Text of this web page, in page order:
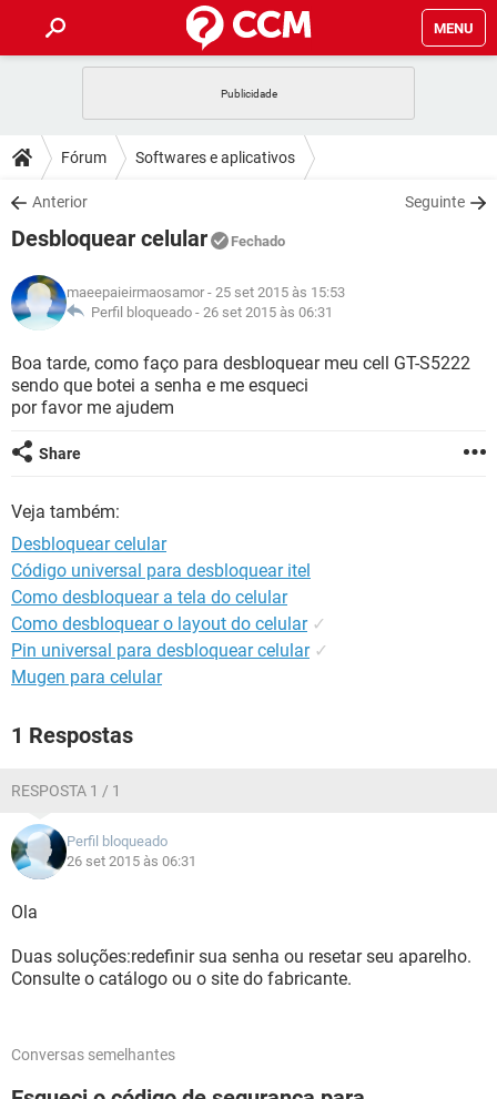
MENU
CELULAR FACEBOOK
OUTLOOK
INSTAGRAM GMAIL
GUIA DE COMPRAS
DICAS
JOGOS WHATSAPP
INSTAGRAM GMAIL
GUIA DE COMPRAS
DOWNLOADS
JOGOS WHATSAPP
CELULAR
OUTLOOK EXCEL
INSTAGRAM
GUIA DE COMPRAS
JOGOS WHATSAPP
CELULAR
OUTLOOK EXCEL
INSTAGRAM
GUIA DE COMPRAS
GLOSSÁRIO
CELULAR FACEBOOK
INSTAGRAM
GUIA DE COMPRAS
Fórum Softwares e aplicativos
Anterior Seguinte
Desbloquear celular Fechado
maeepaieirmaosamor - 25 set 2015 às 15:53
Perfil bloqueado - 26 set 2015 às 06:31
Boa tarde, como faço para desbloquear meu cell GT-S5222
sendo que botei a senha e me esqueci
por favor me ajudem
Share
Veja também:
Desbloquear celular
Código universal para desbloquear itel
Como desbloquear a tela do celular
Como desbloquear o layout do celular ✓
Pin universal para desbloquear celular ✓
Mugen para celular
1 Respostas
RESPOSTA 1 / 1
Perfil bloqueado
26 set 2015 às 06:31
Ola
Duas soluções:redefinir sua senha ou resetar seu aparelho.
Consulte o catálogo ou o site do fabricante.
Conversas semelhantes